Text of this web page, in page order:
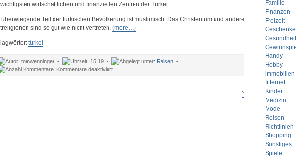
Familie
Finanzen
Freizeit
Geschenke
Gesundheit
Handy
Hobby
immobilien
Internet
Kinder
Medizin
Mode
Reisen
Richtlinien
Shopping
Sonstiges
Spiele
wirtschaftlichen und finanziellen Zentren der Türkei.
überwiegende Teil der türkischen Bevölkerung ist muslimisch. Das Christentum und andere
sind so gut wie nicht vertreten. (more…)
türkei
tomwenninger • 15:19 • Reisen•
Kommentare deaktiviertfür
^